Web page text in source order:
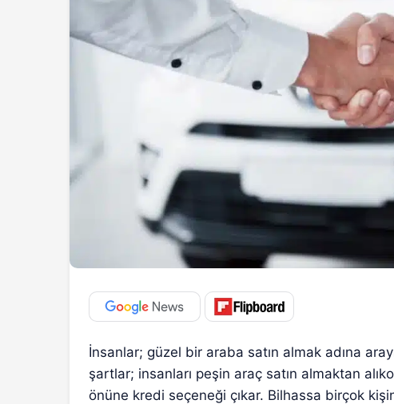
İnsanlar; güzel bir araba satın almak adına
şartlar; insanları peşin araç satın almaktan
önüne kredi seçeneği çıkar. Bilhassa birçok